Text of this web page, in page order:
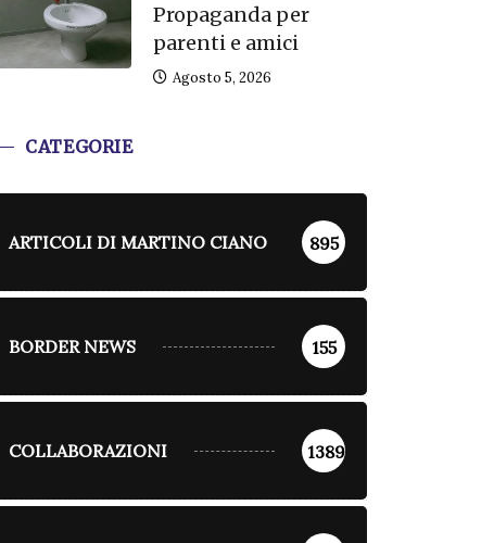
Propaganda per
parenti e amici
Agosto 5, 2026
CATEGORIE
ARTICOLI DI MARTINO CIANO 895
BORDER NEWS 155
COLLABORAZIONI 1389